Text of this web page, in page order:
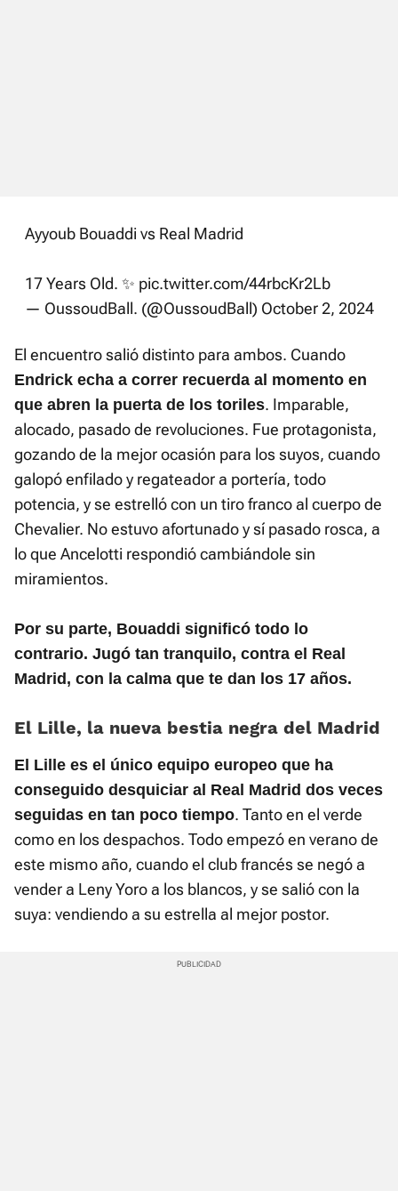
Ayyoub Bouaddi vs Real Madrid
17 Years Old. ✨ pic.twitter.com/44rbcKr2Lb
— OussoudBall. (@OussoudBall) October 2, 2024
El encuentro salió distinto para ambos. Cuando
Endrick echa a correr recuerda al momento en
que abren la puerta de los toriles. Imparable,
alocado, pasado de revoluciones. Fue protagonista,
gozando de la mejor ocasión para los suyos, cuando
galopó enfilado y regateador a portería, todo
potencia, y se estrelló con un tiro franco al cuerpo de
Chevalier. No estuvo afortunado y sí pasado rosca, a
lo que Ancelotti respondió cambiándole sin
miramientos.
Por su parte, Bouaddi significó todo lo
contrario. Jugó tan tranquilo, contra el Real
Madrid, con la calma que te dan los 17 años.
El Lille, la nueva bestia negra del Madrid
El Lille es el único equipo europeo que ha
conseguido desquiciar al Real Madrid dos veces
seguidas en tan poco tiempo. Tanto en el verde
como en los despachos. Todo empezó en verano de
este mismo año, cuando el club francés se negó a
vender a Leny Yoro a los blancos, y se salió con la
suya: vendiendo a su estrella al mejor postor.